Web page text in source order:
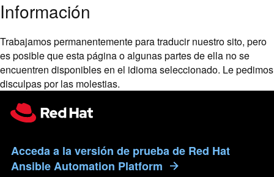
Información
Trabajamos permanentemente para traducir nuestro sito, pero
es posible que esta página o algunas partes de ella no se
encuentren disponibles en el idioma seleccionado. Le pedimos
disculpas por las molestias.
Acceda a la versión de prueba de Red Hat
Ansible Automation Platform